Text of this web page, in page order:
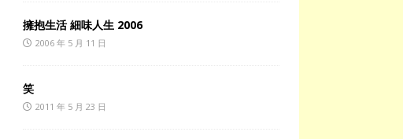
擁抱生活 細味人生 2006
2006 年 5 月 11 日
笑
2011 年 5 月 23 日